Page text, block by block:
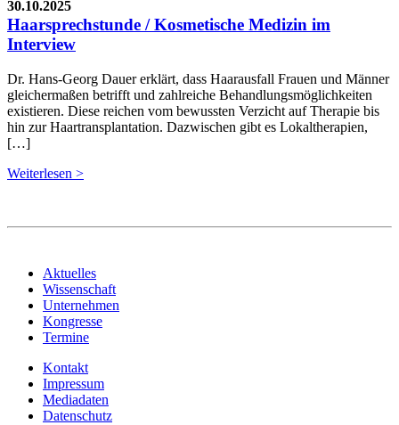
30.10.2025
Haarsprechstunde / Kosmetische Medizin im
Interview
Dr. Hans-Georg Dauer erklärt, dass Haarausfall Frauen und Männer
gleichermaßen betrifft und zahlreiche Behandlungsmöglichkeiten
existieren. Diese reichen vom bewussten Verzicht auf Therapie bis
hin zur Haartransplantation. Dazwischen gibt es Lokaltherapien,
[…]
Weiterlesen >
Aktuelles
Wissenschaft
Unternehmen
Kongresse
Termine
Kontakt
Impressum
Mediadaten
Datenschutz